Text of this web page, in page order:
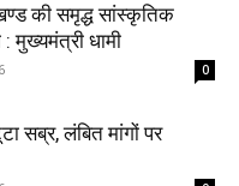
की समृद्ध सांस्कृतिक
मुख्यमंत्री धामी
0
सब्र, लंबित मांगों पर